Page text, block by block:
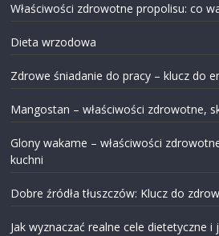
Właściwości zdrowotne propolisu: co
Dieta wrzodowa
Zdrowe śniadanie do pracy – klucz do
Mangostan – właściwości zdrowotne,
Glony wakame – właściwości
kuchni
Dobre źródła tłuszczów: Klucz do
Jak wyznaczać realne cele dietetyczne